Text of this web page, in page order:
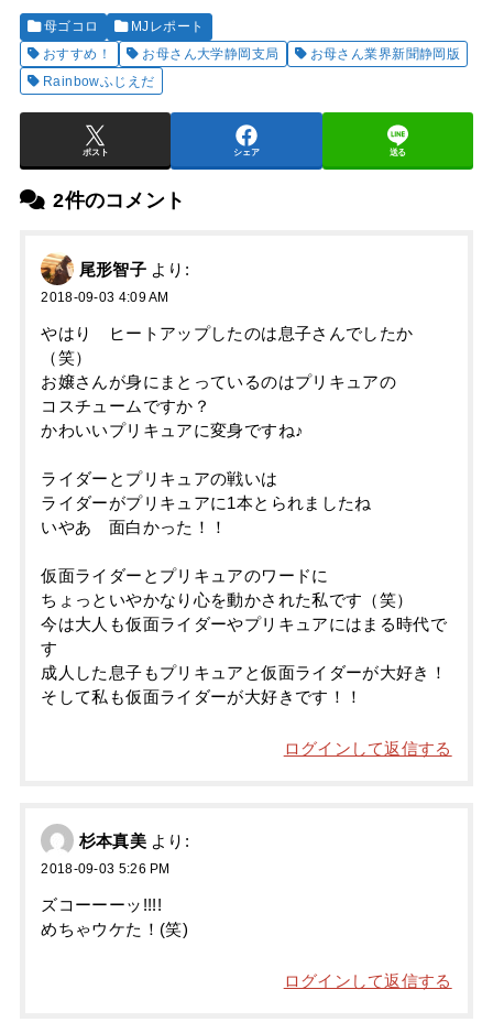
母ゴコロ
MJレポート
おすすめ！
お母さん大学静岡支局
お母さん業界新聞静岡版
Rainbowふじえだ
ポスト シェア 送る
2件のコメント
尾形智子 より:
2018-09-03 4:09 AM
やはり ヒートアップしたのは息子さんでしたか
（笑）
お嬢さんが身にまとっているのはプリキュアの
コスチュームですか？
かわいいプリキュアに変身ですね♪
ライダーとプリキュアの戦いは
ライダーがプリキュアに1本とられましたね
いやあ 面白かった！！
仮面ライダーとプリキュアのワードに
ちょっといやかなり心を動かされた私です（笑）
今は大人も仮面ライダーやプリキュアにはまる時代で
す
成人した息子もプリキュアと仮面ライダーが大好き！
そして私も仮面ライダーが大好きです！！
ログインして返信する
杉本真美 より:
2018-09-03 5:26 PM
ズコーーーッ!!!!
めちゃウケた！(笑)
ログインして返信する